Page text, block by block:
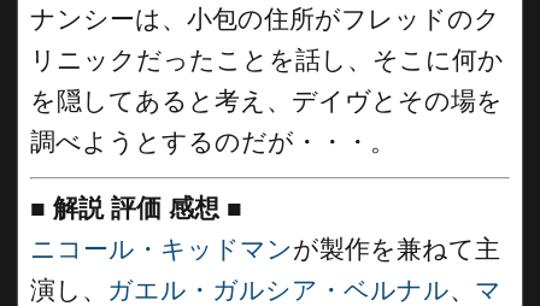
ナンシーは、小包の住所がフレッドのク
リニックだったことを話し、そこに何か
を隠してあると考え、デイヴとその場を
調べようとするのだが・・・。
■ 解説 評価 感想 ■
ニコール・キッドマンが製作を兼ねて主
演し、 ガエル・ガルシア・ベルナル、 マ